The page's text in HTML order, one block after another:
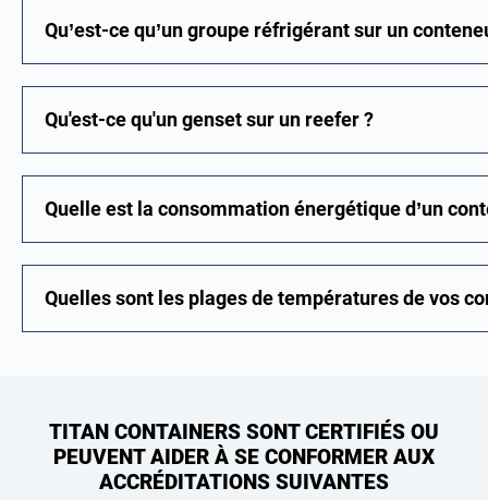
Qu’est-ce qu’un groupe réfrigérant sur un
Qu'est-ce qu'un genset sur un reefer ?
Quelle est la consommation énergétique d’un
Quelles sont les plages de températures de vos
TITAN CONTAINERS SONT CERTIFIÉS OU
PEUVENT AIDER À SE CONFORMER AUX
ACCRÉDITATIONS SUIVANTES